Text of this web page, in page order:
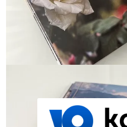
Оплата
Как оплатить